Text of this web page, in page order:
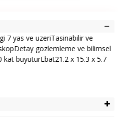
7 yas ve uzeriTasinabilir ve
gozlemleme ve bilimsel
buyuturEbat21.2 x 15.3 x 5.7